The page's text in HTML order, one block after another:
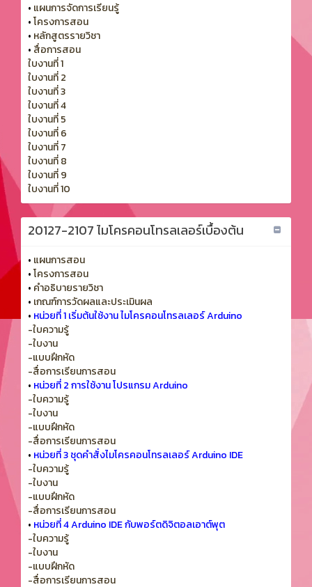
• แผนการจัดการเรียนรู้
•โครงการสอน
• หลักสูตรรายวิชา
• สื่อการสอน
ใบงานที่ 1
ใบงานที่ 2
ใบงานที่ 3
ใบงานที่ 4
ใบงานที่ 5
ใบงานที่ 6
ใบงานที่ 7
ใบงานที่ 8
ใบงานที่ 9
ใบงานที่ 10
20127-2107 ไมโครคอนโทรลเลอร์เบื้องต้น
• แผนการสอน
•โครงการสอน
• คำอธิบายรายวิชา
• เกณฑ์การวัดผลและประเมินผล
• หน่วยที่ 1 เริ่มต้นใช้งาน ไมโครคอนโทรลเลอร์ Arduino
-ใบความรู้
-ใบงาน
-แบบฝึกหัด
-สื่อการเรียนการสอน
• หน่วยที่ 2 การใช้งาน โปรแกรม Arduino
-ใบความรู้
-ใบงาน
-แบบฝึกหัด
-สื่อการเรียนการสอน
• หน่วยที่ 3 ชุดคำสั่งไมโครคอนโทรลเลอร์ Arduino IDE
-ใบความรู้
-ใบงาน
-แบบฝึกหัด
-สื่อการเรียนการสอน
• หน่วยที่ 4 Arduino IDE กับพอร์ตดิจิตอลเอาต์พุต
-ใบความรู้
-ใบงาน
-แบบฝึกหัด
-สื่อการเรียนการสอน